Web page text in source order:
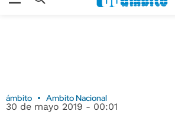
ámbito Ambito Nacional
30 de mayo 2019 - 00:01